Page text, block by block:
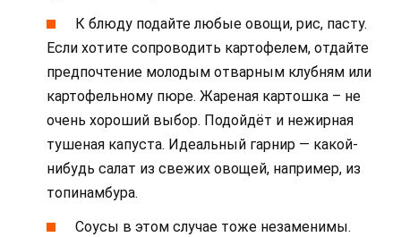
К блюду подайте любые овощи, рис, пасту.
Если хотите сопроводить картофелем, отдайте
предпочтение молодым отварным клубням или
картофельному пюре. Жареная картошка – не
очень хороший выбор. Подойдёт и нежирная
тушеная капуста. Идеальный гарнир — какой-
нибудь салат из свежих овощей, например, из
топинамбура.
Соусы в этом случае тоже незаменимы.